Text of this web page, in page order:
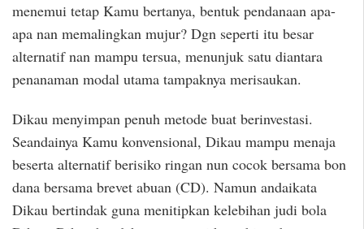
menemui tetap Kamu bertanya, bentuk pendanaan apa-
apa nan memalingkan mujur? Dgn seperti itu besar
alternatif nan mampu tersua, menunjuk satu diantara
penanaman modal utama tampaknya merisaukan.
Dikau menyimpan penuh metode buat berinvestasi.
Seandainya Kamu konvensional, Dikau mampu menaja
beserta alternatif berisiko ringan nun cocok bersama bon
dana bersama brevet abuan (CD). Namun andaikata
Dikau bertindak guna menitipkan kelebihan judi bola